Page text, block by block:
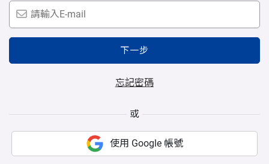
下一步
忘記密碼
或
使用 Google 帳號